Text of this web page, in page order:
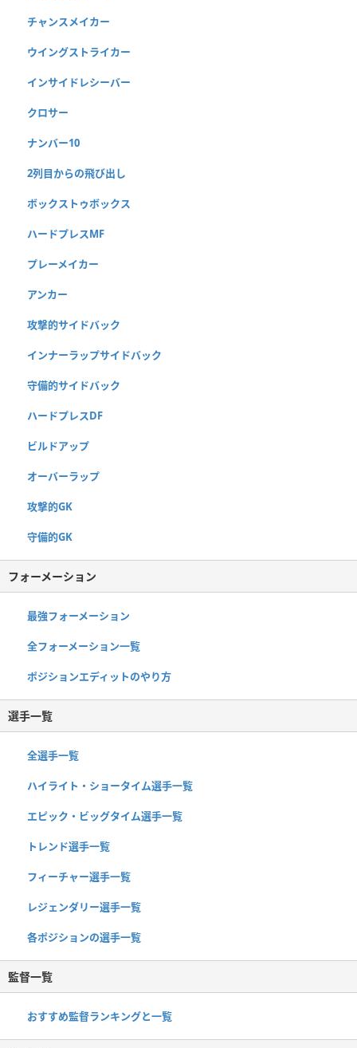
チャンスメイカー
ウイングストライカー
インサイドレシーバー
クロサー
ナンバー10
2列目からの飛び出し
ボックストゥボックス
ハードプレスMF
プレーメイカー
アンカー
攻撃的サイドバック
インナーラップサイドバック
守備的サイドバック
ハードプレスDF
ビルドアップ
オーバーラップ
攻撃的GK
守備的GK
フォーメーション
最強フォーメーション
全フォーメーション一覧
ポジションエディットのやり方
選手一覧
全選手一覧
ハイライト・ショータイム選手一覧
エピック・ビッグタイム選手一覧
トレンド選手一覧
フィーチャー選手一覧
レジェンダリー選手一覧
各ポジションの選手一覧
監督一覧
おすすめ監督ランキングと一覧